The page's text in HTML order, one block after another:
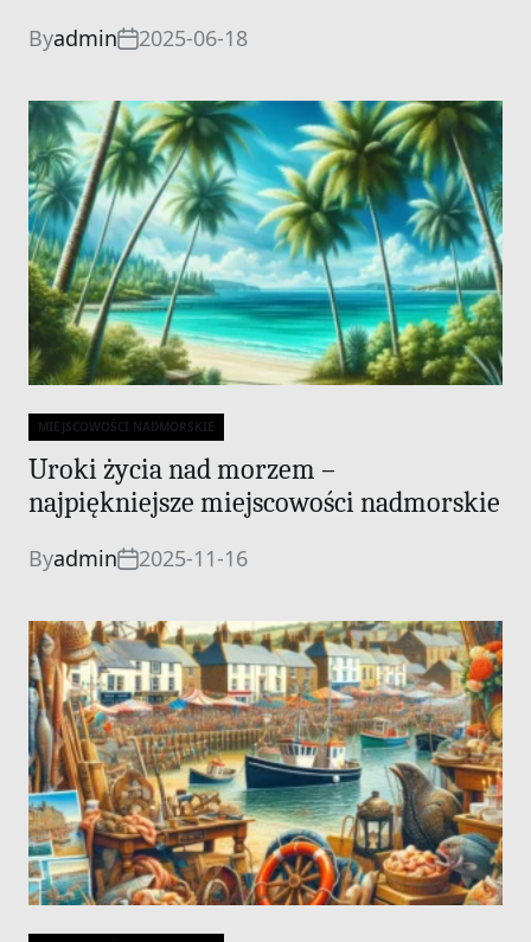
Byadmin 2025-06-18
Categories
MIEJSCOWOŚCI NADMORSKIE
Uroki życia nad morzem –
najpiękniejsze miejscowości nadmorskie
Byadmin 2025-11-16